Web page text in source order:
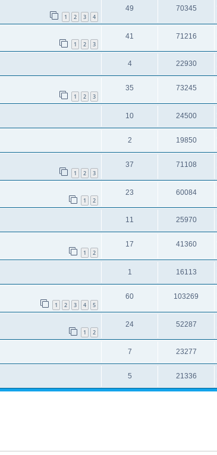
1 2 3 4
49 70345
1 2 3
41 71216
4 22930
1 2 3
35 73245
10 24500
2 19850
1 2 3
37 71108
1 2
23 60084
11 25970
1 2
17 41360
1 16113
1 2 3 4 5
60 103269
1 2
24 52287
7 23277
5 21336